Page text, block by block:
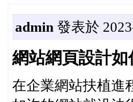
admin 發表於
網站網頁設計如
在企業網站扶植進